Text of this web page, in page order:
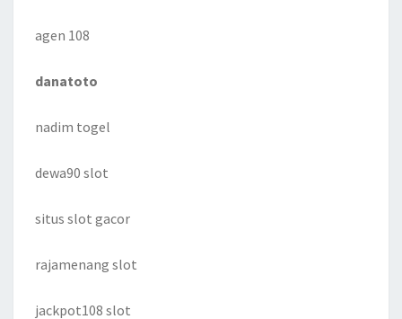
agen 108
danatoto
nadim togel
dewa90 slot
situs slot gacor
rajamenang slot
jackpot108 slot